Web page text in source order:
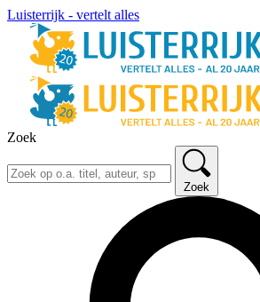
Luisterrijk - vertelt alles
Zoek
Zoek